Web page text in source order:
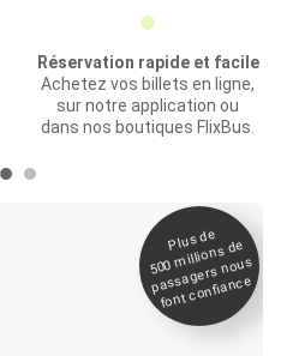
Réservation rapide et facile
Achetez vos billets en ligne,
sur notre application ou
dans nos boutiques FlixBus.
Plus de
500
millions de
passagers nous
font confiance